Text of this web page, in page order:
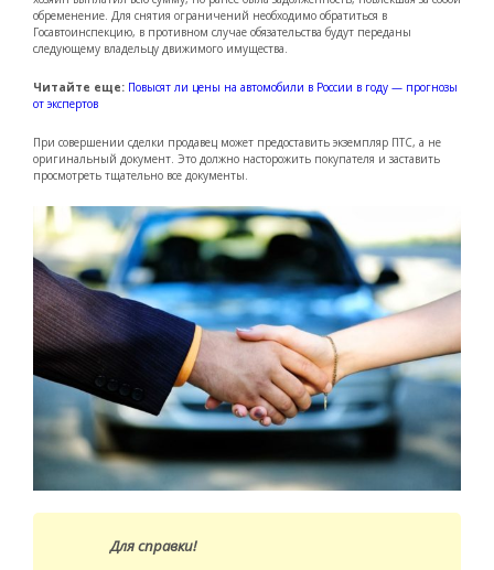
обременение. Для снятия ограничений необходимо обратиться в
Госавтоинспекцию, в противном случае обязательства будут переданы
следующему владельцу движимого имущества.
Читайте еще: Повысят ли цены на автомобили в России в году — прогнозы
от экспертов
При совершении сделки продавец может предоставить экземпляр ПТС, а не
оригинальный документ. Это должно насторожить покупателя и заставить
просмотреть тщательно все документы.
Для справки!